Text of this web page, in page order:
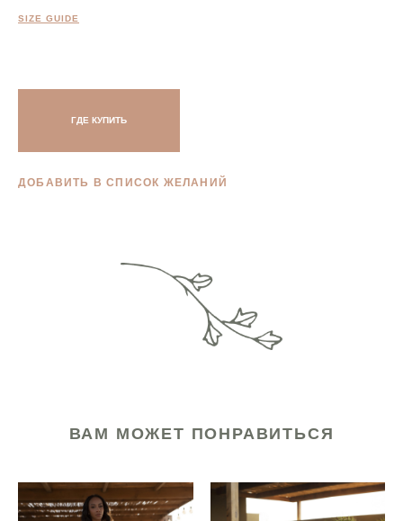
SIZE GUIDE
ГДЕ КУПИТЬ
ДОБАВИТЬ В СПИСОК ЖЕЛАНИЙ
ВАМ МОЖЕТ ПОНРАВИТЬСЯ